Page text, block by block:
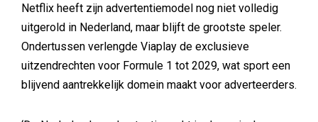
Netflix heeft zijn advertentiemodel nog niet volledig
uitgerold in Nederland, maar blijft de grootste speler.
Ondertussen verlengde Viaplay de exclusieve
uitzendrechten voor Formule 1 tot 2029, wat sport een
blijvend aantrekkelijk domein maakt voor adverteerders.